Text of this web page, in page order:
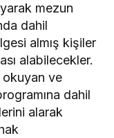
mezun
dahil
almış kişiler
alabilecekler.
okuyan ve
dahil
alarak